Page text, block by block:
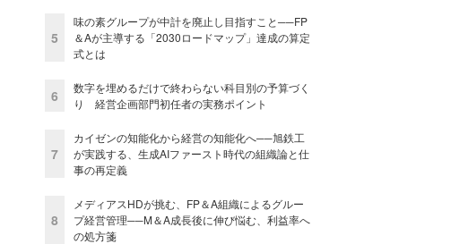
5
味の素グループが中計を廃止し目指すこと──FP
＆Aが主導する「2030ロードマップ」達成の算定
式とは
6
数字を埋めるだけで終わらない科目別の予算づく
り 経営企画部門初任者の実務ポイント
7
カイゼンの知能化から経営の知能化へ──旭鉄工
が実践する、生成AIファースト時代の組織論と仕
事の再定義
8
メディアスHDが挑む、FP＆A組織によるグルー
プ経営管理──M＆A成長後に伸び悩む、利益率へ
の処方箋